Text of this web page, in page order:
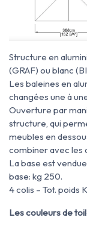
Structure en
(GRAF) ou blanc
Les baleines en
changées une à
Ouverture par
structure, qui
meubles en
combiner avec les
La base est
base: kg 250.
4 colis – Tot. poids
Les couleurs de